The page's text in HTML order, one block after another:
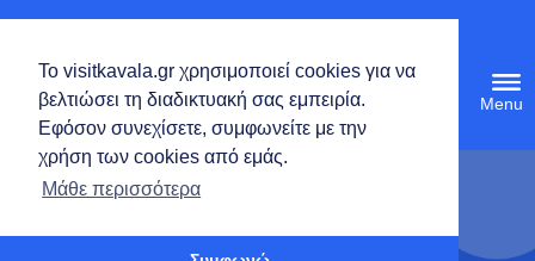
Ανοίξτε τη γραμμή εργαλείων
Το visitkavala.gr χρησιμοποιεί cookies για να
βελτιώσει τη διαδικτυακή σας εμπειρία.
Εφόσον συνεχίσετε, συμφωνείτε με την
χρήση των cookies από εμάς.
Μάθε περισσότερα